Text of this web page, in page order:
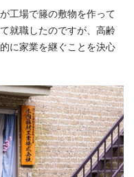
工場で籐の敷物を作って
就職したのですが、高齢
に家業を継ぐことを決心